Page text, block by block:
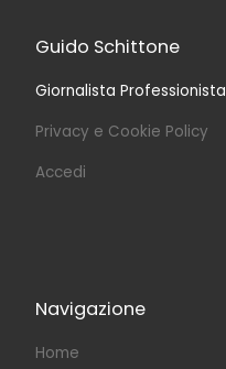
Guido Schittone
Giornalista Professionista
Privacy e Cookie Policy
Accedi
Navigazione
Home